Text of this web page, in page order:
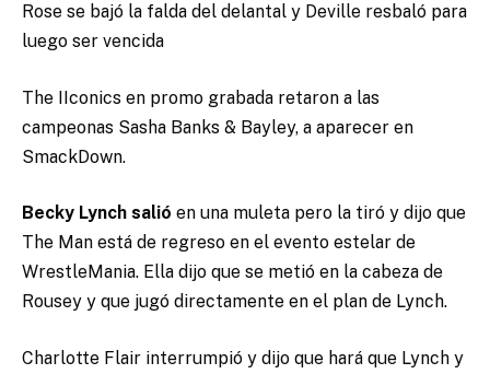
Rose se bajó la falda del delantal y Deville resbaló para
luego ser vencida
The IIconics en promo grabada retaron a las
campeonas Sasha Banks & Bayley, a aparecer en
SmackDown.
Becky Lynch salió en una muleta pero la tiró y dijo que
The Man está de regreso en el evento estelar de
WrestleMania. Ella dijo que se metió en la cabeza de
Rousey y que jugó directamente en el plan de Lynch.
Charlotte Flair interrumpió y dijo que hará que Lynch y